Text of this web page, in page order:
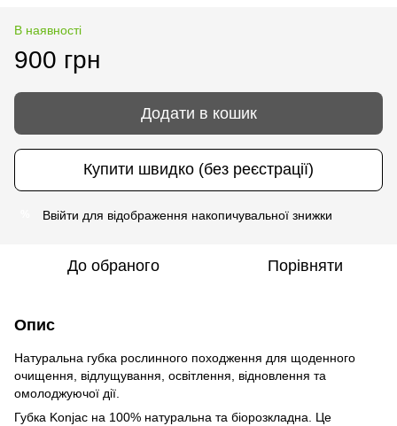
В наявності
900 грн
Додати в кошик
Купити швидко (без реєстрації)
Ввійти для відображення накопичувальної знижки
До обраного Порівняти
Опис
Натуральна губка рослинного походження для щоденного
очищення, відлущування, освітлення, відновлення та
омолоджуючої дії.
Губка Konjac на 100% натуральна та біорозкладна. Це